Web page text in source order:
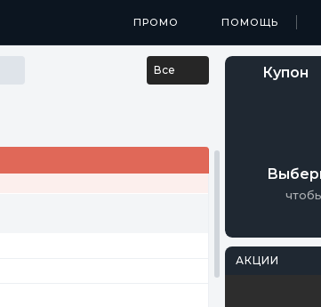
МЕДИА ПРИЛОЖЕНИЯ
ПРОМО ПОМОЩЬ
Все Купон
АКЦИИ